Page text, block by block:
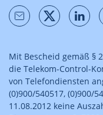
Mit Bescheid gemäß §
die Telekom-Control-
von Telefondiensten
(0)900/540517, (0)900/
11.08.2012 keine